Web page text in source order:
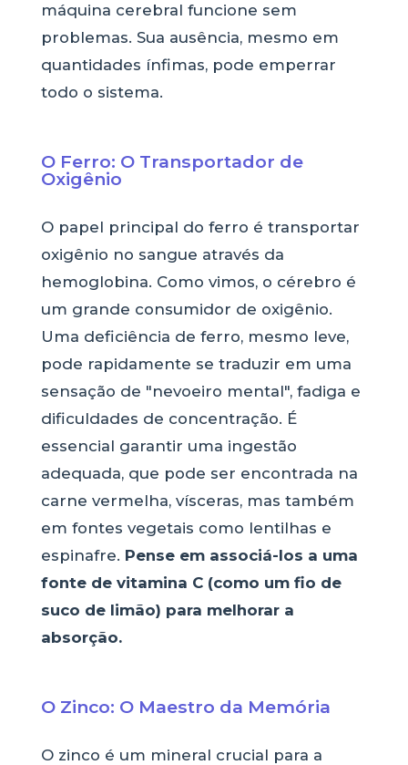
máquina cerebral funcione sem
problemas. Sua ausência, mesmo em
quantidades ínfimas, pode emperrar
todo o sistema.
O Ferro: O Transportador de
Oxigênio
O papel principal do ferro é transportar
oxigênio no sangue através da
hemoglobina. Como vimos, o cérebro é
um grande consumidor de oxigênio.
Uma deficiência de ferro, mesmo leve,
pode rapidamente se traduzir em uma
sensação de "nevoeiro mental", fadiga e
dificuldades de concentração. É
essencial garantir uma ingestão
adequada, que pode ser encontrada na
carne vermelha, vísceras, mas também
em fontes vegetais como lentilhas e
espinafre. Pense em associá-los a uma
fonte de vitamina C (como um fio de
suco de limão) para melhorar a
absorção.
O Zinco: O Maestro da Memória
O zinco é um mineral crucial para a